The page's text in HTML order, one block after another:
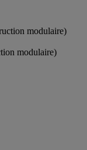
modulaire)
modulaire)